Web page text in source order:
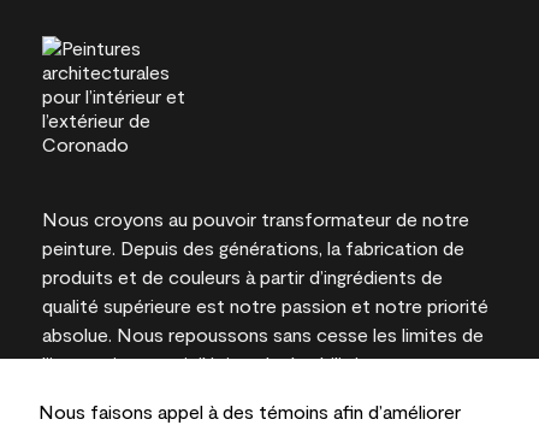
Nous faisons appel à des témoins afin d’améliorer
Nous croyons au pouvoir transformateur de notre
peinture. Depuis des générations, la fabrication de
produits et de couleurs à partir d’ingrédients de
qualité supérieure est notre passion et notre priorité
absolue. Nous repoussons sans cesse les limites de
l’innovation et privilégions la durabilité pour
l’expertise locale.